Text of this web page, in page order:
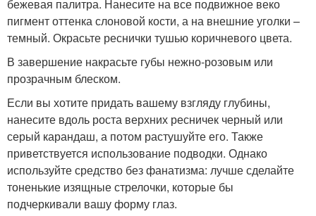
бежевая палитра. Нанесите на все подвижное веко
пигмент оттенка слоновой кости, а на внешние уголки –
темный. Окрасьте реснички тушью коричневого цвета.
В завершение накрасьте губы нежно-розовым или
прозрачным блеском.
Если вы хотите придать вашему взгляду глубины,
нанесите вдоль роста верхних ресничек черный или
серый карандаш, а потом растушуйте его. Также
приветствуется использование подводки. Однако
используйте средство без фанатизма: лучше сделайте
тоненькие изящные стрелочки, которые бы
подчеркивали вашу форму глаз.